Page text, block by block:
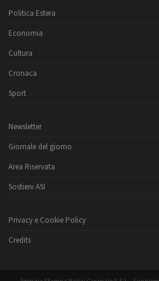
Politica Estera
Economia
Cultura
Cronaca
Sport
Newsletter
Giornale del giorno
Area Riservata
Sostieni ASI
Privacy e Cookie Policy
Credits